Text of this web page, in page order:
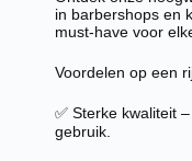
in barbershops en
must-have voor
Voordelen op een
✅ Sterke kwaliteit
gebruik.